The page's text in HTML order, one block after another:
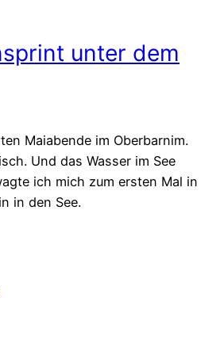
unter dem
Maiabende im Oberbarnim.
Und das Wasser im See
ich mich zum ersten Mal in
in den See.